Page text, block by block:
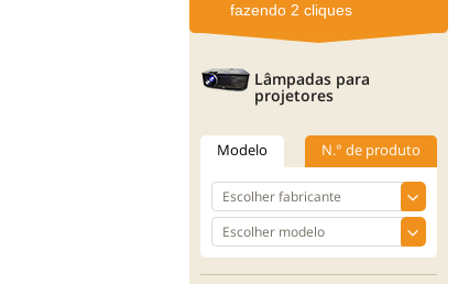
fazendo 2 cliques
Lâmpadas para
projetores
Modelo N.° de produto